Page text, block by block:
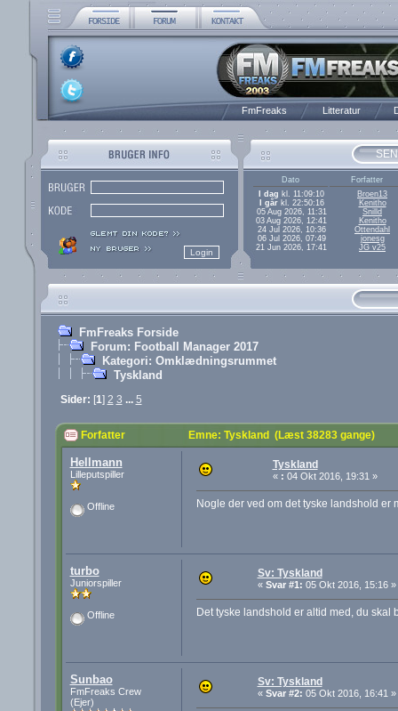
FmFreaks Litteratur
Dato
Forfatter
I dag kl. 11:09:10
Broen13
I gårkl. 22:50:16
Kenitho
05 Aug 2026, 11:31
Snilld
03 Aug 2026, 12:41
Kenitho
24 Jul 2026, 10:36
Ottendahl
06 Jul 2026, 07:49
jonesg
21 Jun 2026, 17:41
JG v25
FmFreaks Forside
Forum: Football Manager 2017
Kategori: Omklædningsrummet
Tyskland
Sider: [1] 2 3 ... 5
Forfatter Emne: Tyskland (Læst 38283 gange)
Hellmann
Lilleputspiller
Offline
Tyskland
« : 04 Okt 2016, 19:31 »
Nogle der ved om det tyske landshold er
turbo
Juniorspiller
Offline
Sv: Tyskland
« Svar #1: 05 Okt 2016, 15:16 »
Det tyske landshold er altid med, du skal
Sunbao
FmFreaks Crew
(Ejer)
Sv: Tyskland
« Svar #2: 05 Okt 2016, 16:41 »